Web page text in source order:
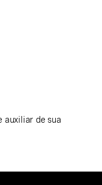
auxiliar de sua